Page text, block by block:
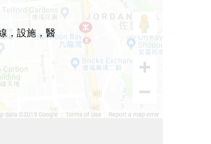
，設施，醫